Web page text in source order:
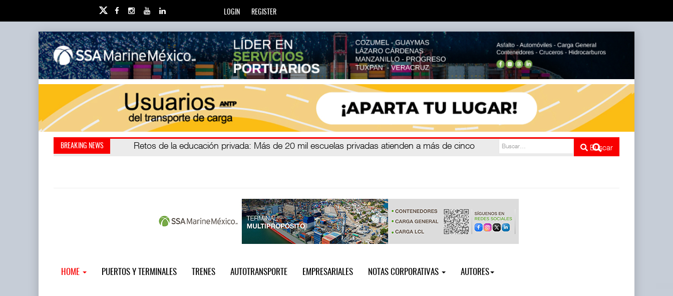
LOGIN REGISTER
BREAKING NEWS Miguel Ángel Bres encabezará
Retos de la educación privada: Más de 20 mil escuelas privadas atienden a más de cinco
Buscar
HOME PUERTOS Y TERMINALES TRENES AUTOTRANSPORTE EMPRESARIALES NOTAS CORPORATIVAS AUTORES